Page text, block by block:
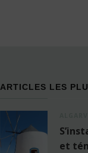
ARTICLES LES
et